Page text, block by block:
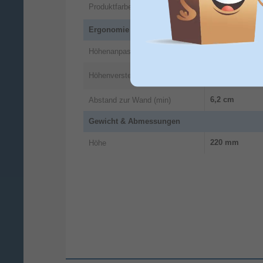
Produktfarbe Schwarz
Ergonomie
Höhenanpassungsart
Höhenverstellung
Abstand zur Wand (min) 6,2 cm
Gewicht & Abmessungen
Höhe 220 mm